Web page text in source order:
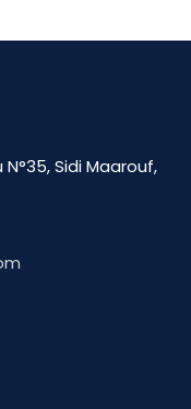
Sidi Maarouf,